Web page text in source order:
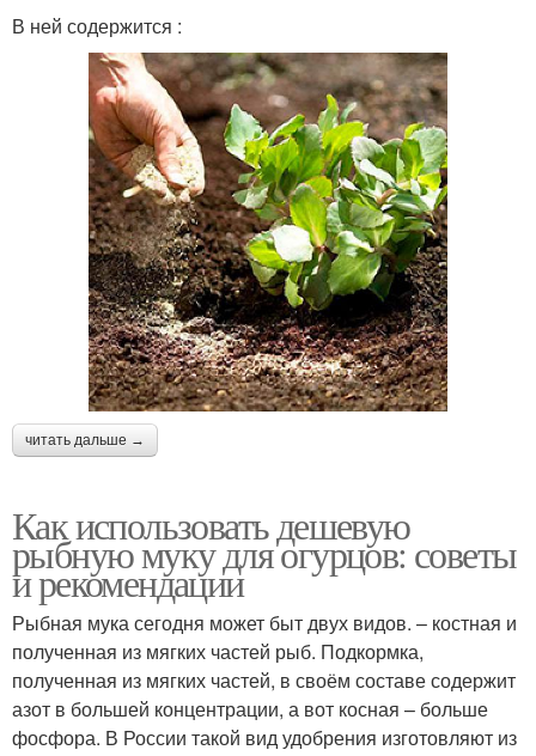
В ней содержится :
читать дальше →
Как использовать дешевую
рыбную муку для огурцов: советы
и рекомендации
Рыбная мука сегодня может быт двух видов. – костная и
полученная из мягких частей рыб. Подкормка,
полученная из мягких частей, в своём составе содержит
азот в большей концентрации, а вот косная – больше
фосфора. В России такой вид удобрения изготовляют из